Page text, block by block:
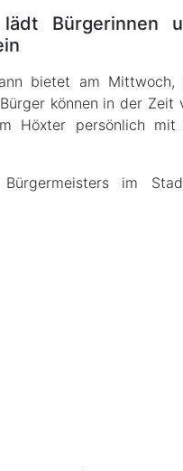
lädt Bürgerinnen
bietet am
können in der Zeit
Höxter persönlich mit
im